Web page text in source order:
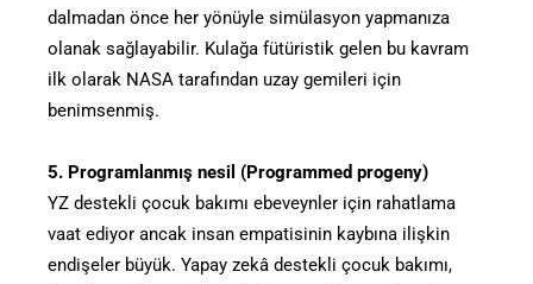
dalmadan önce her yönüyle simülasyon yapmanıza
olanak sağlayabilir. Kulağa fütüristik gelen bu kavram
ilk olarak NASA tarafından uzay gemileri için
benimsenmiş.
5. Programlanmış nesil (Programmed progeny)
YZ destekli çocuk bakımı ebeveynler için rahatlama
vaat ediyor ancak insan empatisinin kaybına ilişkin
endişeler büyük. Yapay zekâ destekli çocuk bakımı,